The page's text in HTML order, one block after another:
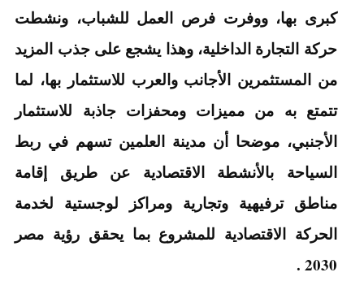
كبرى بها، ووفرت فرص العمل للشباب، ونشطت
حركة التجارة الداخلية، وهذا يشجع على جذب المزيد
من المستثمرين الأجانب والعرب للاستثمار بها، لما
تتمتع به من مميزات ومحفزات جاذبة للاستثمار
الأجنبي، موضحا أن مدينة العلمين تسهم في ربط
السياحة بالأنشطة الاقتصادية عن طريق إقامة
مناطق ترفيهية وتجارية ومراكز لوجستية لخدمة
الحركة الاقتصادية للمشروع بما يحقق رؤية مصر
2030 .